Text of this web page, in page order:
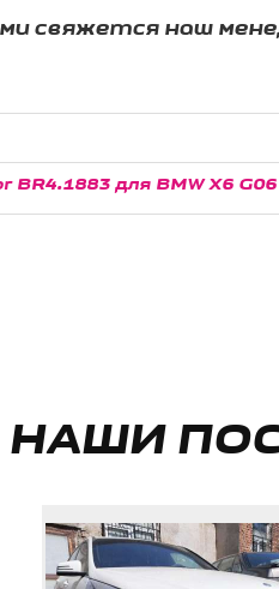
свяжется наш
для BMW X6
НАШИ